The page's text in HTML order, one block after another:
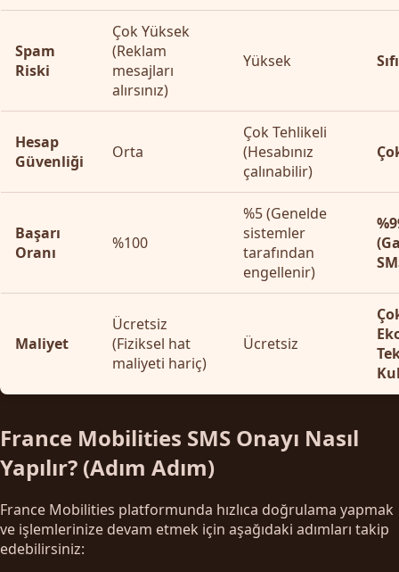
Spam
Riski
Çok Yüksek
(Reklam
mesajları
alırsınız)
Yüksek
Hesap
Güvenliği
Orta
Çok Tehlikeli
(Hesabınız
çalınabilir)
Başarı
Oranı
%100
%5 (Genelde
sistemler
tarafından
engellenir)
Maliyet
Ücretsiz
(Fiziksel hat
maliyeti hariç)
Ücretsiz
France Mobilities SMS Onayı Nasıl
Yapılır? (Adım Adım)
France Mobilities platformunda hızlıca doğrulama yapmak
ve işlemlerinize devam etmek için aşağıdaki adımları takip
edebilirsiniz: